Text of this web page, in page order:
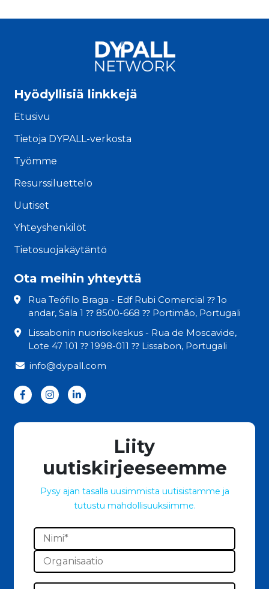
Hyödyllisiä linkkejä
Etusivu
Tietoja DYPALL-verkosta
Työmme
Resurssiluettelo
Uutiset
Yhteyshenkilöt
Tietosuojakäytäntö
Ota meihin yhteyttä
Rua Teófilo Braga - Edf Rubi Comercial ⁇ 1o
andar, Sala 1 ⁇ 8500-668 ⁇ Portimão, Portugali
Lissabonin nuorisokeskus - Rua de Moscavide,
Lote 47 101 ⁇ 1998-011 ⁇ Lissabon, Portugali
info@dypall.com
Liity
uutiskirjeeseemme
Pysy ajan tasalla uusimmista uutisistamme ja
tutustu mahdollisuuksiimme.